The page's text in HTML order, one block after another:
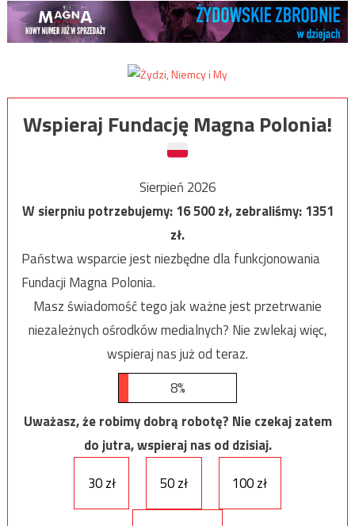
Wspieraj Fundację Magna Polonia!
Sierpień 2026
W sierpniu potrzebujemy:16 500zł, zebraliśmy:1351
zł.
Państwa wsparcie jest niezbędne dla funkcjonowania
Fundacji Magna Polonia.
Masz świadomość tego jak ważne jest przetrwanie
niezależnych ośrodków medialnych? Nie zwlekaj więc,
wspieraj nas już od teraz.
8%
Uważasz, że robimy dobrą robotę? Nie czekaj zatem
do jutra, wspieraj nas od dzisiaj.
30 zł
50 zł 100 zł